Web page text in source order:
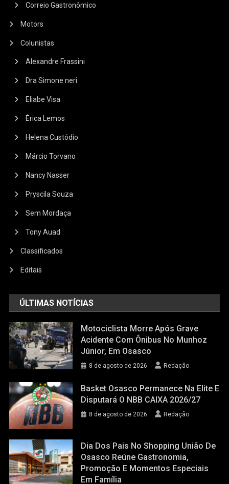
Correio Gastronômico
Motors
Colunistas
Alexandre Frassini
Dra Simone neri
Eliabe Visa
Érica Lemos
Helena Custódio
Márcio Torvano
Nancy Nasser
Pryscila Souza
Sem Mordaça
Tony Auad
Classificados
Editais
ÚLTIMAS NOTÍCIAS
Motociclista Morre Após Grave
Acidente Com Ônibus No Munhoz
Júnior, Em Osasco
8 de agosto de 2026 Redação
Basket Osasco Permanece Na Elite E
Disputará O NBB CAIXA 2026/27
8 de agosto de 2026 Redação
Dia Dos Pais No Shopping União De
Osasco Reúne Gastronomia,
Promoção E Momentos Especiais
Em Família